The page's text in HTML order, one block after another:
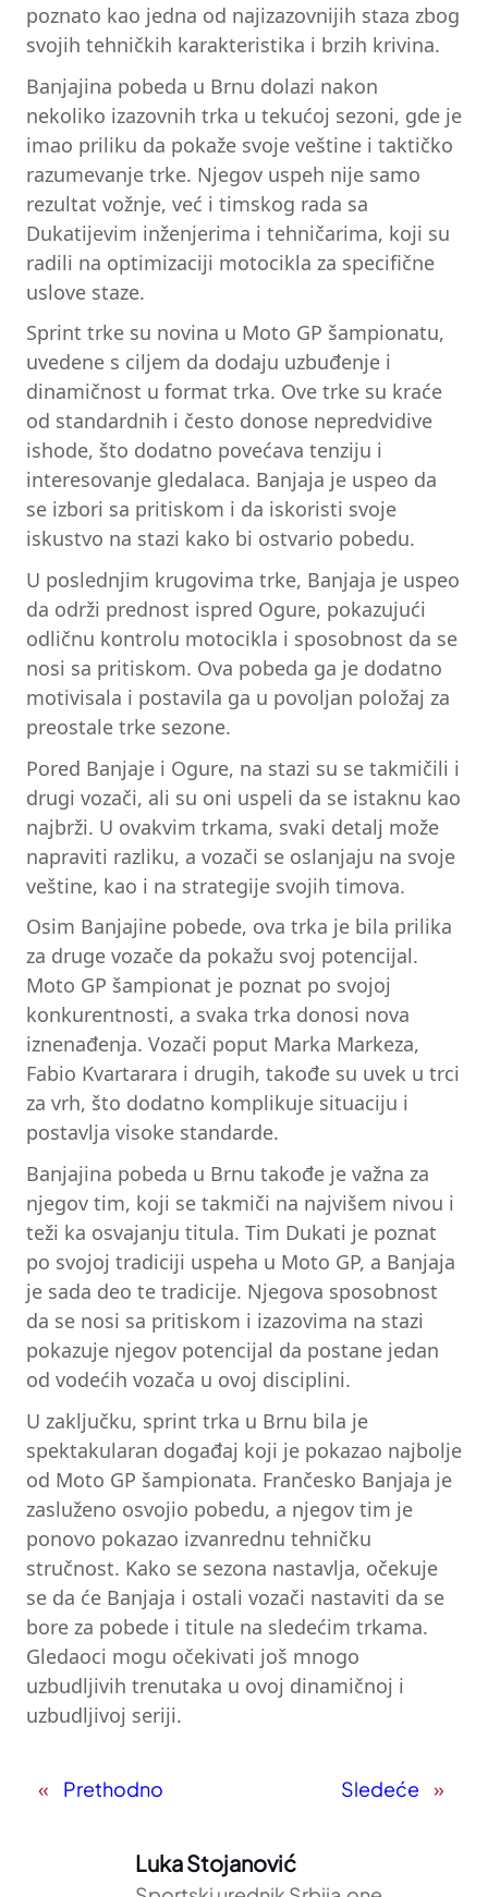
poznato kao jedna od najizazovnijih staza zbog
svojih tehničkih karakteristika i brzih krivina.
Banjajina pobeda u Brnu dolazi nakon
nekoliko izazovnih trka u tekućoj sezoni, gde je
imao priliku da pokaže svoje veštine i taktičko
razumevanje trke. Njegov uspeh nije samo
rezultat vožnje, već i timskog rada sa
Dukatijevim inženjerima i tehničarima, koji su
radili na optimizaciji motocikla za specifične
uslove staze.
Sprint trke su novina u Moto GP šampionatu,
uvedene s ciljem da dodaju uzbuđenje i
dinamičnost u format trka. Ove trke su kraće
od standardnih i često donose nepredvidive
ishode, što dodatno povećava tenziju i
interesovanje gledalaca. Banjaja je uspeo da
se izbori sa pritiskom i da iskoristi svoje
iskustvo na stazi kako bi ostvario pobedu.
U poslednjim krugovima trke, Banjaja je uspeo
da održi prednost ispred Ogure, pokazujući
odličnu kontrolu motocikla i sposobnost da se
nosi sa pritiskom. Ova pobeda ga je dodatno
motivisala i postavila ga u povoljan položaj za
preostale trke sezone.
Pored Banjaje i Ogure, na stazi su se takmičili i
drugi vozači, ali su oni uspeli da se istaknu kao
najbrži. U ovakvim trkama, svaki detalj može
napraviti razliku, a vozači se oslanjaju na svoje
veštine, kao i na strategije svojih timova.
Osim Banjajine pobede, ova trka je bila prilika
za druge vozače da pokažu svoj potencijal.
Moto GP šampionat je poznat po svojoj
konkurentnosti, a svaka trka donosi nova
iznenađenja. Vozači poput Marka Markeza,
Fabio Kvartarara i drugih, takođe su uvek u trci
za vrh, što dodatno komplikuje situaciju i
postavlja visoke standarde.
Banjajina pobeda u Brnu takođe je važna za
njegov tim, koji se takmiči na najvišem nivou i
teži ka osvajanju titula. Tim Dukati je poznat
po svojoj tradiciji uspeha u Moto GP, a Banjaja
je sada deo te tradicije. Njegova sposobnost
da se nosi sa pritiskom i izazovima na stazi
pokazuje njegov potencijal da postane jedan
od vodećih vozača u ovoj disciplini.
U zaključku, sprint trka u Brnu bila je
spektakularan događaj koji je pokazao najbolje
od Moto GP šampionata. Frančesko Banjaja je
zasluženo osvojio pobedu, a njegov tim je
ponovo pokazao izvanrednu tehničku
stručnost. Kako se sezona nastavlja, očekuje
se da će Banjaja i ostali vozači nastaviti da se
bore za pobede i titule na sledećim trkama.
Gledaoci mogu očekivati još mnogo
uzbudljivih trenutaka u ovoj dinamičnoj i
uzbudljivoj seriji.
« Prethodno Sledeće »
Luka Stojanović